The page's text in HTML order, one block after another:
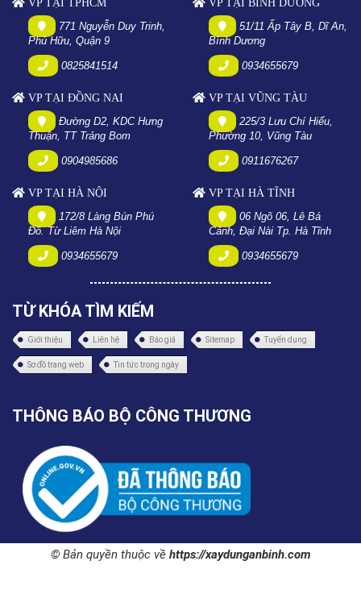
VP TẠI TPHCM
771 Nguyễn Duy Trinh,
Phú Hữu, Quận 9
0825841514
VP TẠI BÌNH DƯƠNG
51/11 Ấp Tây B, Dĩ An,
Bình Dương
0934655679
VP TẠI ĐỒNG NAI
Đường D2, KDC Hưng
Thuận, TT Trảng Bom
0904985686
VP TẠI VŨNG TÀU
225/3 Lưu Chí Hiếu,
Phường 10, Vũng Tàu
0911676267
VP TẠI HÀ NỘI
172/8 Làng Bún Phú
Đô. Từ Liêm Hà Nội
0934655679
VP TẠI HÀ TĨNH
06 Ngõ 06, Lê Bá
Cảnh, Đại Nài Tp. Hà Tĩnh
0934655679
TỪ KHÓA TÌM KIẾM
Giới thiệu Liên hệ Báo giá Sitemap Tuyển dụng
Sơ đồ trang web Tin tức trong ngày
THÔNG BÁO BỘ CÔNG THƯƠNG
© Bản quyền thuộc về https://xaydunganbinh.com